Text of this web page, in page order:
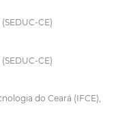
CE)
CE)
do Ceará (IFCE),